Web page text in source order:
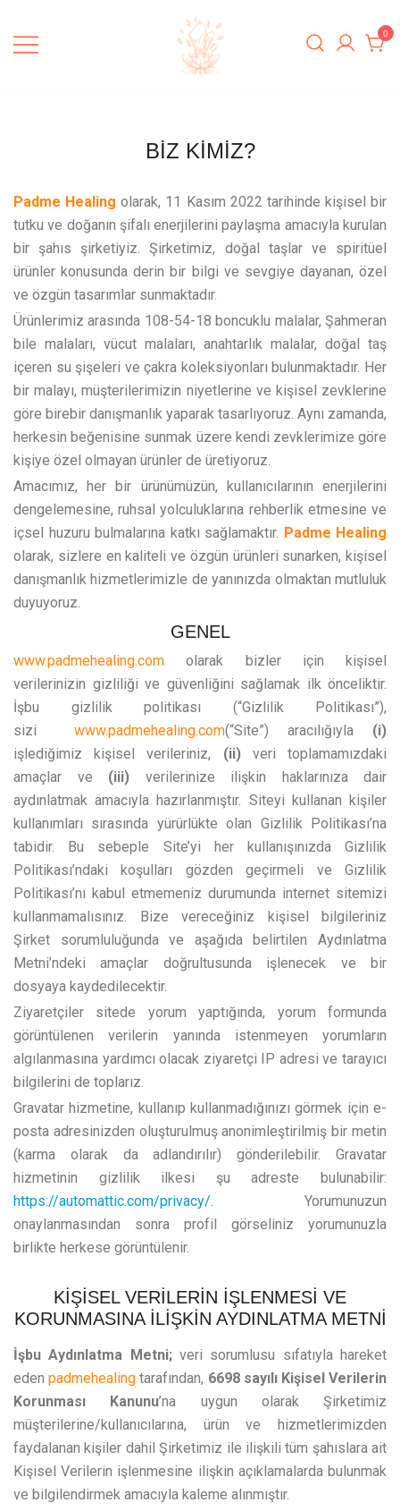
0
BİZ KİMİZ?
Padme Healing olarak, 11 Kasım 2022 tarihinde kişisel bir
tutku ve doğanın şifalı enerjilerini paylaşma amacıyla kurulan
bir şahıs şirketiyiz. Şirketimiz, doğal taşlar ve spiritüel
ürünler konusunda derin bir bilgi ve sevgiye dayanan, özel
ve özgün tasarımlar sunmaktadır.
Ürünlerimiz arasında 108-54-18 boncuklu malalar, Şahmeran
bile malaları, vücut malaları, anahtarlık malalar, doğal taş
içeren su şişeleri ve çakra koleksiyonları bulunmaktadır. Her
bir malayı, müşterilerimizin niyetlerine ve kişisel zevklerine
göre birebir danışmanlık yaparak tasarlıyoruz. Aynı zamanda,
herkesin beğenisine sunmak üzere kendi zevklerimize göre
kişiye özel olmayan ürünler de üretiyoruz.
Amacımız, her bir ürünümüzün, kullanıcılarının enerjilerini
dengelemesine, ruhsal yolculuklarına rehberlik etmesine ve
içsel huzuru bulmalarına katkı sağlamaktır. Padme Healing
olarak, sizlere en kaliteli ve özgün ürünleri sunarken, kişisel
danışmanlık hizmetlerimizle de yanınızda olmaktan mutluluk
duyuyoruz.
GENEL
www.padmehealing.com olarak bizler için kişisel
verilerinizin gizliliği ve güvenliğini sağlamak ilk önceliktir.
İşbu gizlilik politikası (“Gizlilik Politikası”),
sizi www.padmehealing.com(“Site”) aracılığıyla (i)
işlediğimiz kişisel verileriniz, (ii)veri toplamamızdaki
amaçlar ve (iii) verilerinize ilişkin haklarınıza dair
aydınlatmak amacıyla hazırlanmıştır. Siteyi kullanan kişiler
kullanımları sırasında yürürlükte olan Gizlilik Politikası’na
tabidir. Bu sebeple Site’yi her kullanışınızda Gizlilik
Politikası’ndaki koşulları gözden geçirmeli ve Gizlilik
Politikası’nı kabul etmemeniz durumunda internet sitemizi
kullanmamalısınız. Bize vereceğiniz kişisel bilgileriniz
Şirket sorumluluğunda ve aşağıda belirtilen Aydınlatma
Metni’ndeki amaçlar doğrultusunda işlenecek ve bir
dosyaya kaydedilecektir.
Ziyaretçiler sitede yorum yaptığında, yorum formunda
görüntülenen verilerin yanında istenmeyen yorumların
algılanmasına yardımcı olacak ziyaretçi IP adresi ve tarayıcı
bilgilerini de toplarız.
Gravatar hizmetine, kullanıp kullanmadığınızı görmek için e-
posta adresinizden oluşturulmuş anonimleştirilmiş bir metin
(karma olarak da adlandırılır) gönderilebilir. Gravatar
hizmetinin gizlilik ilkesi şu adreste bulunabilir:
https://automattic.com/privacy/. Yorumunuzun
onaylanmasından sonra profil görseliniz yorumunuzla
birlikte herkese görüntülenir.
KİŞİSEL VERİLERİN İŞLENMESİ VE
KORUNMASINA İLİŞKİN AYDINLATMA METNİ
İşbu Aydınlatma Metni;veri sorumlusu sıfatıyla hareket
edenpadmehealing tarafından, 6698 sayılı Kişisel Verilerin
Korunması Kanunu’na uygun olarak Şirketimiz
müşterilerine/kullanıcılarına, ürün ve hizmetlerimizden
faydalanan kişiler dahil Şirketimiz ile ilişkili tüm şahıslara ait
Kişisel Verilerin işlenmesine ilişkin açıklamalarda bulunmak
ve bilgilendirmek amacıyla kaleme alınmıştır.